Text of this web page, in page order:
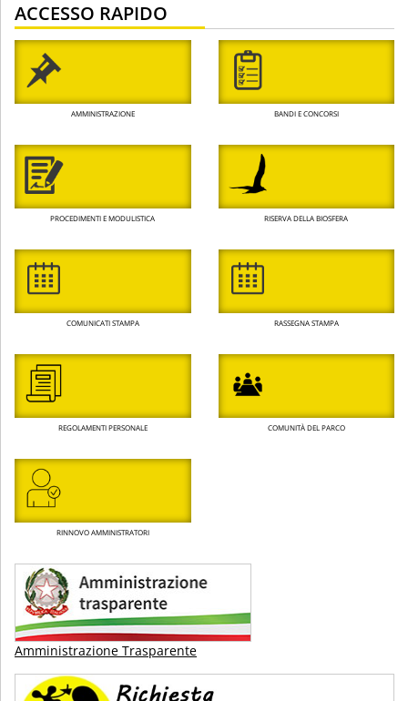
ACCESSO RAPIDO
AMMINISTRAZIONE BANDI E CONCORSI
PROCEDIMENTI E MODULISTICA RISERVA DELLA BIOSFERA
COMUNICATI STAMPA RASSEGNA STAMPA
REGOLAMENTI PERSONALE COMUNITÀ DEL PARCO
RINNOVO AMMINISTRATORI
Amministrazione Trasparente